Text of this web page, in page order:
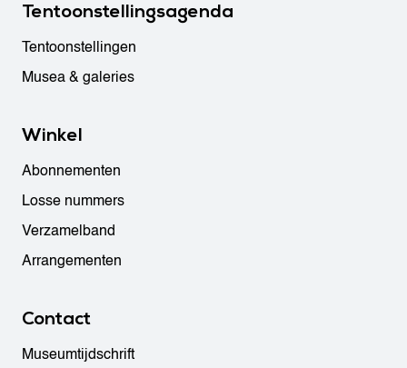
Tentoonstellingsagenda
Tentoonstellingen
Musea & galeries
Winkel
Abonnementen
Losse nummers
Verzamelband
Arrangementen
Contact
Museumtijdschrift